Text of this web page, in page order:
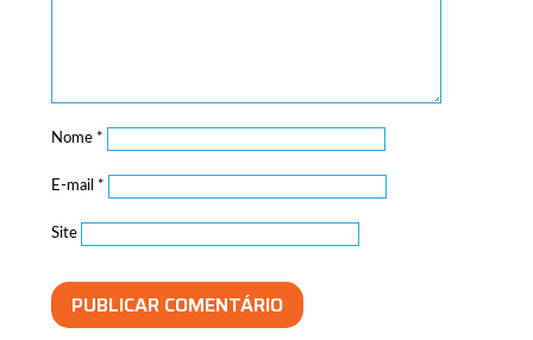
Nome *
E-mail *
Site